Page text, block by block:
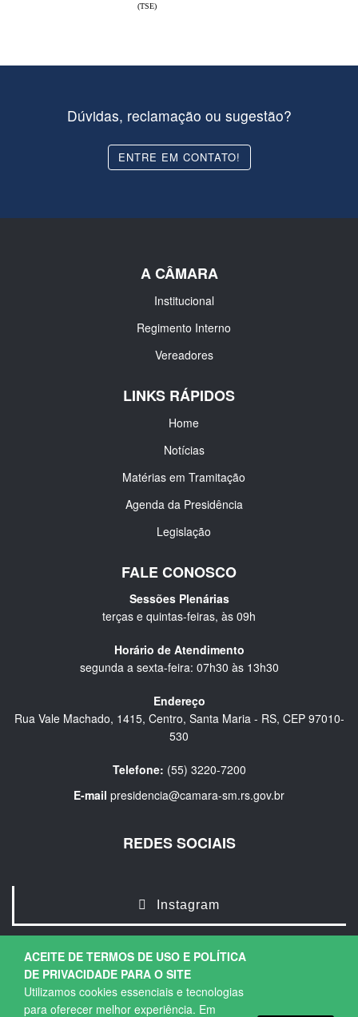
ACEITE DE TERMOS DE USO E POLÍTICA
DE PRIVACIDADE PARA O SITE
Utilizamos cookies essenciais e tecnologias
para oferecer melhor experiência. Em
(TSE)
Dúvidas, reclamação ou sugestão?
ENTRE EM CONTATO!
A CÂMARA
Institucional
Regimento Interno
Vereadores
LINKS RÁPIDOS
Home
Notícias
Matérias em Tramitação
Agenda da Presidência
Legislação
FALE CONOSCO
Sessões Plenárias
terças e quintas-feiras, às 09h
Horário de Atendimento
segunda a sexta-feira: 07h30 às 13h30
Endereço
Rua Vale Machado, 1415, Centro, Santa Maria - RS, CEP 97010-
530
Telefone: (55) 3220-7200
E-mail presidencia@camara-sm.rs.gov.br
REDES SOCIAIS
Instagram